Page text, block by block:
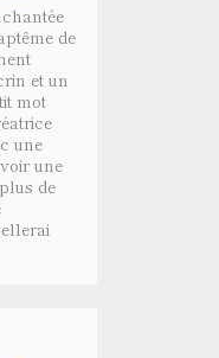
de
et un
mot
une
une
de